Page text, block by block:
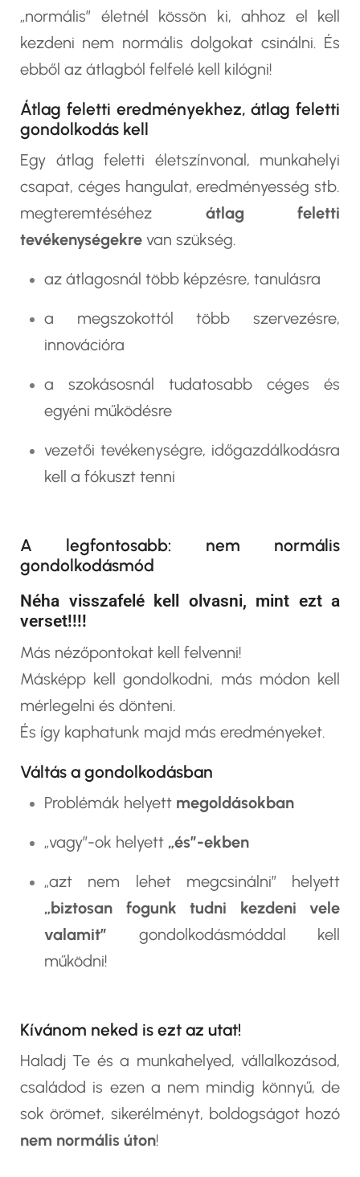
„normális” életnél kössön ki, ahhoz el kell
kezdeni nem normális dolgokat csinálni. És
ebből az átlagból felfelé kell kilógni!
Átlag feletti eredményekhez, átlag feletti
gondolkodás kell
Egy átlag feletti életszínvonal, munkahelyi
csapat, céges hangulat, eredményesség stb.
megteremtéséhez átlag feletti
tevékenységekre van szükség.
az átlagosnál több képzésre, tanulásra
a megszokottól több szervezésre,
innovációra
a szokásosnál tudatosabb céges és
egyéni működésre
vezetői tevékenységre, időgazdálkodásra
kell a fókuszt tenni
A legfontosabb: nem normális
gondolkodásmód
Néha visszafelé kell olvasni, mint ezt a
verset!!!!
Más nézőpontokat kell felvenni!
Másképp kell gondolkodni, más módon kell
mérlegelni és dönteni.
És így kaphatunk majd más eredményeket.
Váltás a gondolkodásban
Problémák helyett megoldásokban
„vagy”-ok helyett „és”-ekben
„azt nem lehet megcsinálni” helyett
„biztosan fogunk tudni kezdeni vele
valamit” gondolkodásmóddal kell
működni!
Kívánom neked is ezt az utat!
Haladj Te és a munkahelyed, vállalkozásod,
családod is ezen a nem mindig könnyű, de
sok örömet, sikerélményt, boldogságot hozó
nem normális úton!